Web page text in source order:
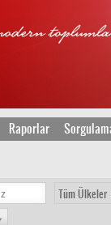
Raporlar
Tüm Ülkeler